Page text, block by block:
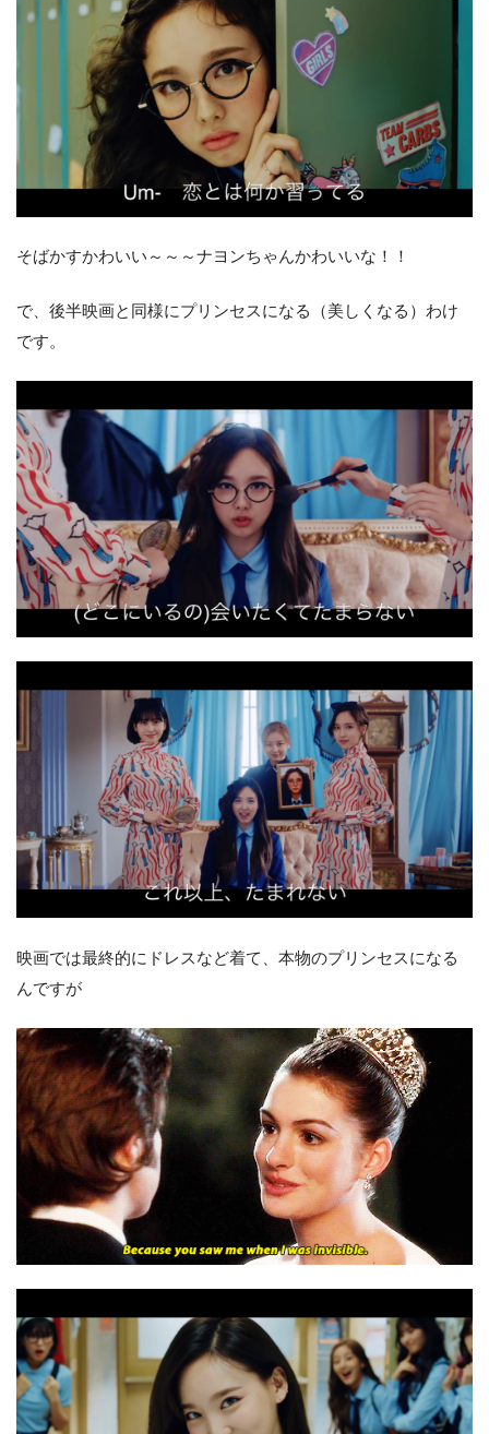
そばかすかわいい～～～ナヨンちゃんかわいいな！！
で、後半映画と同様にプリンセスになる（美しくなる）わけ
です。
映画では最終的にドレスなど着て、本物のプリンセスになる
んですが